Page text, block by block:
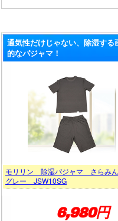
通気性だけじゃない、除湿する
的なパジャマ！
モリリン 除湿パジャマ さら
グレー JSW10SG
6,980円